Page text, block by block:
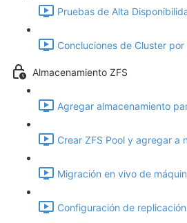
Pruebas de Alta
Concluciones de Cluster por
Almacenamiento ZFS
Agregar almacenamiento
Crear ZFS Pool y agregar a
Migración en vivo de
Configuración de